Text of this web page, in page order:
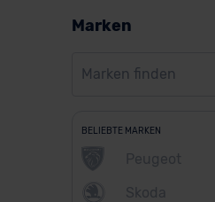
Marken
BELIEBTE MARKEN
Peugeot
Skoda